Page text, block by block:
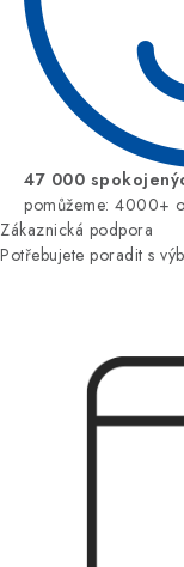
47 000
pomůžeme: 4000+
Zákaznická podpora
Potřebujete poradit s